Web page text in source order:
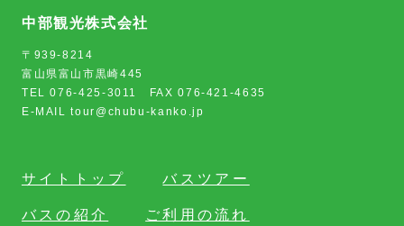
中部観光株式会社
〒939-8214
富山県富山市黒崎445
TEL 076-425-3011 FAX 076-421-4635
E-MAIL tour@chubu-kanko.jp
サイトトップ バスツアー
バスの紹介 ご利用の流れ